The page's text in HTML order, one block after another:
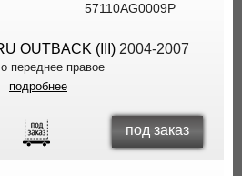
57110AG0009P
OUTBACK (III)2004-2007
переднее правое
подробнее
под заказ